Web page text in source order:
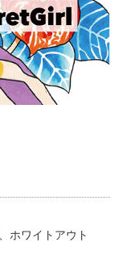
ホワイトアウト